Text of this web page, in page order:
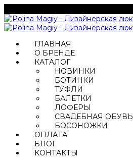
ГЛАВНАЯ
О БРЕНДЕ
КАТАЛОГ
НОВИНКИ
БОТИНКИ
ТУФЛИ
БАЛЕТКИ
ЛОФЕРЫ
СВАДЕБНАЯ ОБУВЬ
БОСОНОЖКИ
ОПЛАТА
БЛОГ
КОНТАКТЫ